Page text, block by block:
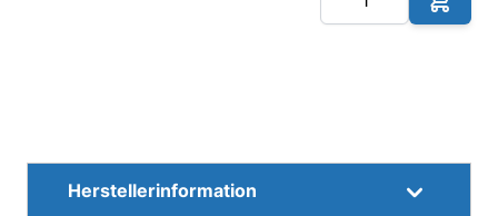
Herstellerinformation